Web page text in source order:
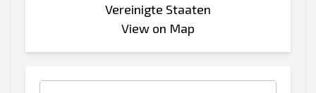
Vereinigte Staaten
View on Map